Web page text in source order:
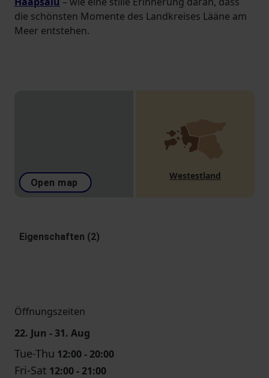
die schönsten Momente des Landkreises Lääne am
Meer entstehen.
Open map
Westestland
Eigenschaften (2)
Öffnungszeiten
22. Jun - 31. Aug
Tue-Thu 12:00 - 20:00
Fri-Sat 12:00 - 21:00